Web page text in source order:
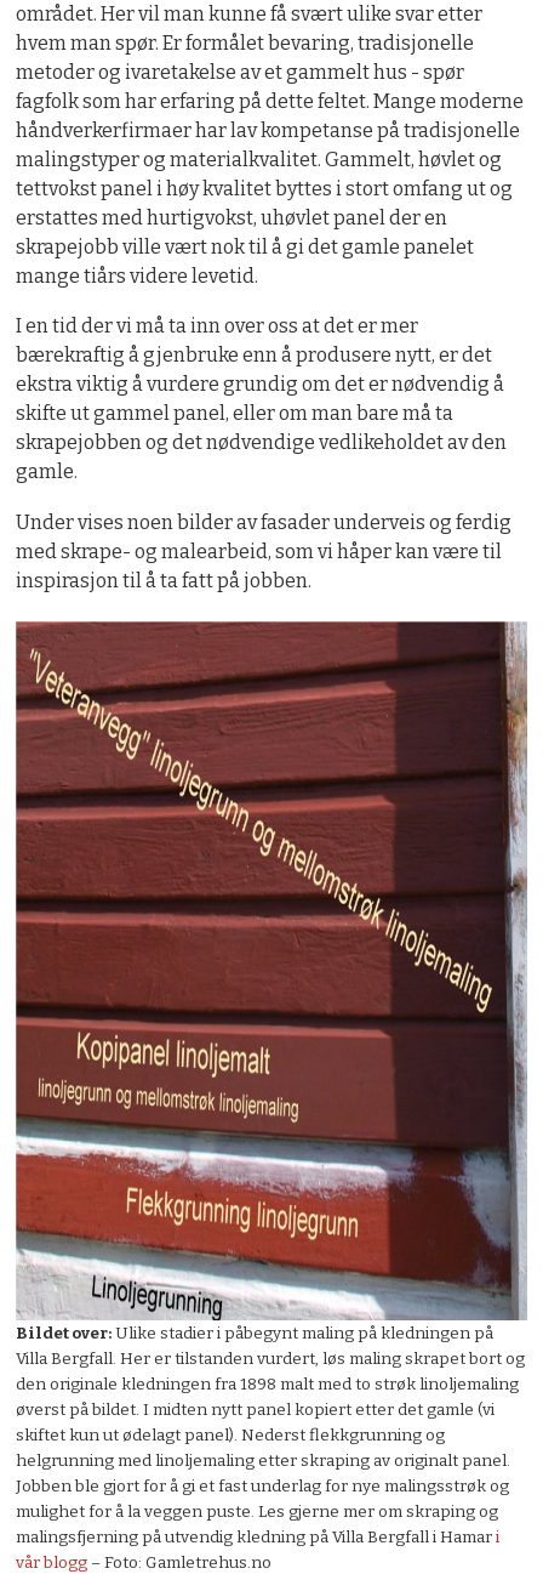
området. Her vil man kunne få svært ulike svar etter
hvem man spør. Er formålet bevaring, tradisjonelle
metoder og ivaretakelse av et gammelt hus - spør
fagfolk som har erfaring på dette feltet. Mange moderne
håndverkerfirmaer har lav kompetanse på tradisjonelle
malingstyper og materialkvalitet. Gammelt, høvlet og
tettvokst panel i høy kvalitet byttes i stort omfang ut og
erstattes med hurtigvokst, uhøvlet panel der en
skrapejobb ville vært nok til å gi det gamle panelet
mange tiårs videre levetid.
I en tid der vi må ta inn over oss at det er mer
bærekraftig å gjenbruke enn å produsere nytt, er det
ekstra viktig å vurdere grundig om det er nødvendig å
skifte ut gammel panel, eller om man bare må ta
skrapejobben og det nødvendige vedlikeholdet av den
gamle.
Under vises noen bilder av fasader underveis og ferdig
med skrape- og malearbeid, som vi håper kan være til
inspirasjon til å ta fatt på jobben.
Bildet over:Ulike stadier i påbegynt maling på kledningen på
Villa Bergfall. Her er tilstanden vurdert, løs maling skrapet bort og
den originale kledningen fra 1898 malt med to strøk linoljemaling
øverst på bildet. I midten nytt panel kopiert etter det gamle (vi
skiftet kun ut ødelagt panel). Nederst flekkgrunning og
helgrunning med linoljemaling etter skraping av originalt panel.
Jobben ble gjort for å gi et fast underlag for nye malingsstrøk og
mulighet for å la veggen puste. Les gjerne mer om skraping og
malingsfjerning på utvendig kledning på Villa Bergfall i Hamari
vår blogg – Foto: Gamletrehus.no